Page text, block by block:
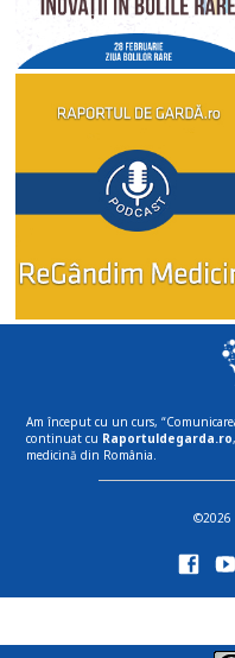
Am început cu un curs,
continuat cu Raportuldegarda.ro
medicină din România.
©2026